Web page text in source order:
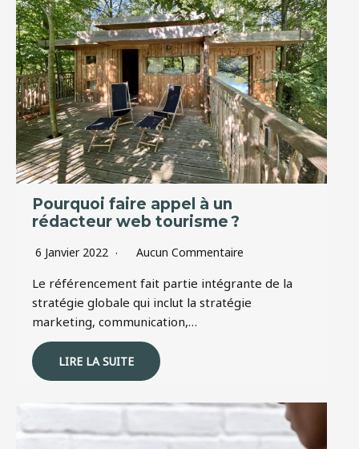
Pourquoi faire appel à un
rédacteur web tourisme ?
6 Janvier 2022 Aucun Commentaire
Le référencement fait partie intégrante de la
stratégie globale qui inclut la stratégie
marketing, communication,…
LIRE LA SUITE